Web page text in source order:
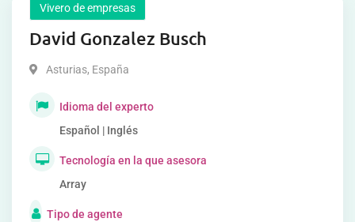
Vivero de empresas
David Gonzalez Busch
Asturias, España
Idioma del experto
Español | Inglés
Tecnología en la que asesora
Array
Tipo de agente